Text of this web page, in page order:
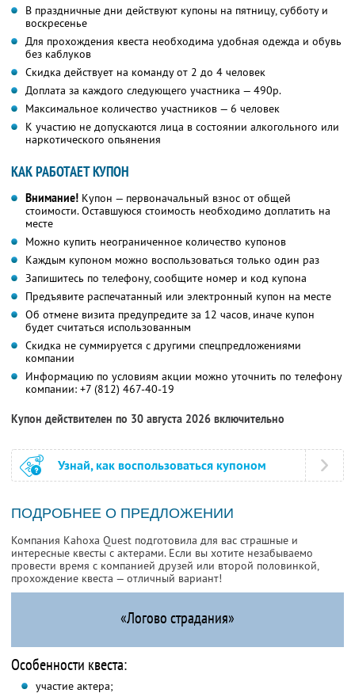
В праздничные дни действуют купоны на пятницу, субботу и
воскресенье
Для прохождения квеста необходима удобная одежда и обувь
без каблуков
Скидка действует на команду от 2 до 4 человек
Доплата за каждого следующего участника — 490р.
Максимальное количество участников — 6 человек
К участию не допускаются лица в состоянии алкогольного или
наркотического опьянения
КАК РАБОТАЕТ КУПОН
Внимание! Купон — первоначальный взнос от общей
стоимости. Оставшуюся стоимость необходимо доплатить на
месте
Можно купить неограниченное количество купонов
Каждым купоном можно воспользоваться только один раз
Запишитесь по телефону, сообщите номер и код купона
Предъявите распечатанный или электронный купон на месте
Об отмене визита предупредите за 12 часов, иначе купон
будет считаться использованным
Скидка не суммируется с другими спецпредложениями
компании
Информацию по условиям акции можно уточнить по телефону
компании: +7 (812) 467-40-19
Купон действителен по 30 августа 2026 включительно
Узнай, как воспользоваться купоном
ПОДРОБНЕЕ О ПРЕДЛОЖЕНИИ
Компания Kahoxa Quest подготовила для вас страшные и
интересные квесты с актерами. Если вы хотите незабываемо
провести время с компанией друзей или второй половинкой,
прохождение квеста — отличный вариант!
«Логово страдания»
Особенности квеста:
участие актера;